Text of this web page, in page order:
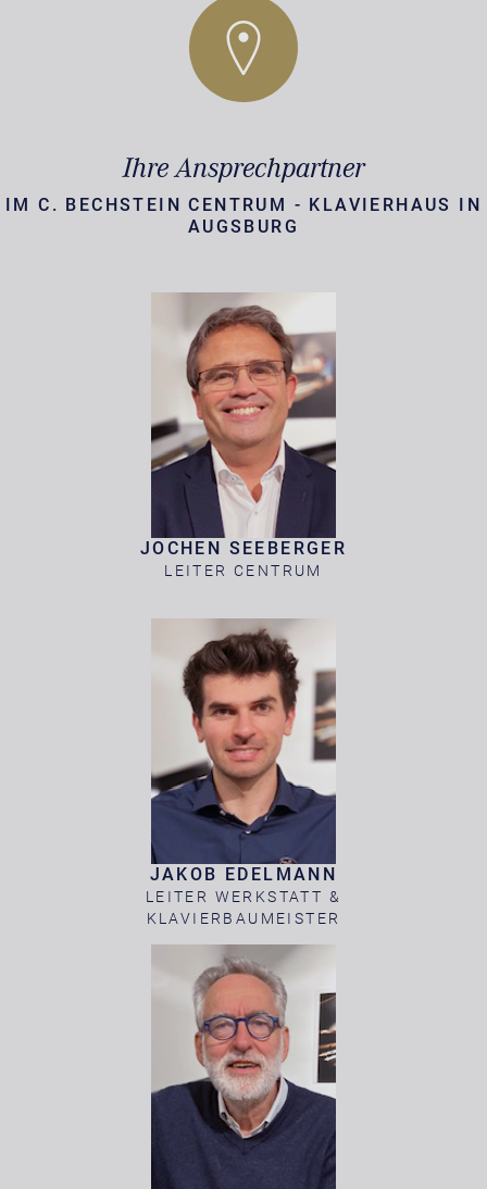
Ihre Ansprechpartner
IM C. BECHSTEIN CENTRUM - KLAVIERHAUS IN
AUGSBURG
JOCHEN SEEBERGER
LEITER CENTRUM
JAKOB EDELMANN
LEITER WERKSTATT &
KLAVIERBAUMEISTER